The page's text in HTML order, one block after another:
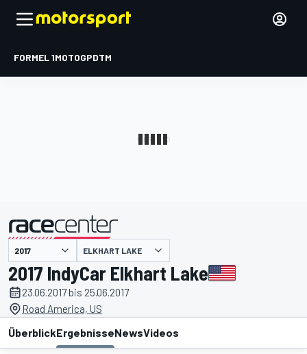
FORMEL 1MOTOGPDTM
ELKHART LAKE
2017 IndyCar Elkhart Lake
23.06.2017 bis 25.06.2017
Road America, US
ÜberblickErgebnisseNewsVideos